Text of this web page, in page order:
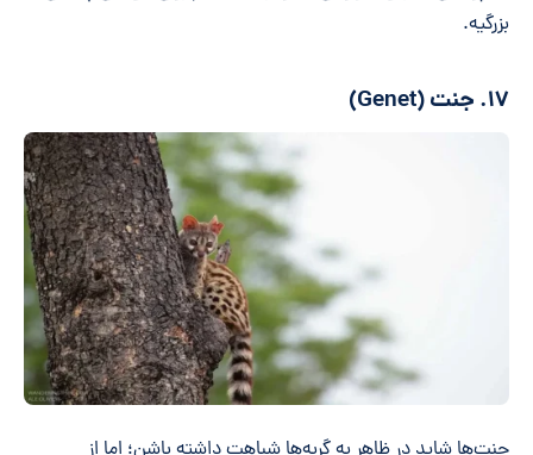
بزرگیه.
۱۷. جنت (Genet)